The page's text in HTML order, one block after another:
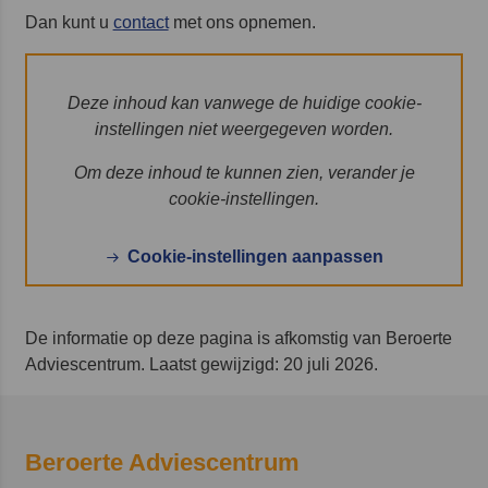
Dan kunt u contactmet ons opnemen.
Deze inhoud kan vanwege de huidige cookie-
instellingen niet weergegeven worden.
Om deze inhoud te kunnen zien, verander je
cookie-instellingen.
Cookie-instellingen aanpassen
De informatie op deze pagina is afkomstig van Beroerte
Adviescentrum. Laatst gewijzigd: 20 juli 2026.
Beroerte Adviescentrum